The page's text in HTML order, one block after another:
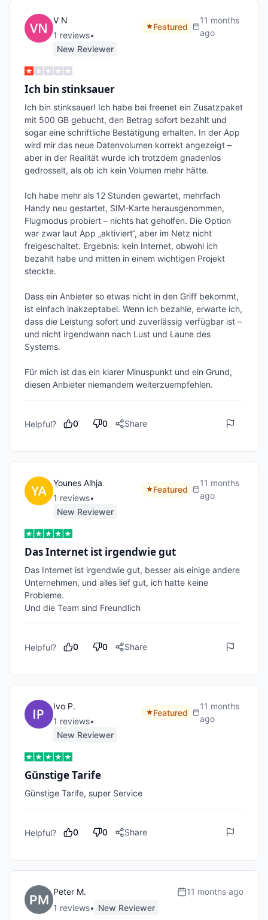
V N
1 reviews•
New Reviewer
Featured
11 months
ago
Ich bin stinksauer
Ich bin stinksauer! Ich habe bei freenet ein Zusatzpaket
mit 500 GB gebucht, den Betrag sofort bezahlt und
sogar eine schriftliche Bestätigung erhalten. In der App
wird mir das neue Datenvolumen korrekt angezeigt –
aber in der Realität wurde ich trotzdem gnadenlos
gedrosselt, als ob ich kein Volumen mehr hätte.
Ich habe mehr als 12 Stunden gewartet, mehrfach
Handy neu gestartet, SIM-Karte herausgenommen,
Flugmodus probiert – nichts hat geholfen. Die Option
war zwar laut App „aktiviert“, aber im Netz nicht
freigeschaltet. Ergebnis: kein Internet, obwohl ich
bezahlt habe und mitten in einem wichtigen Projekt
steckte.
Dass ein Anbieter so etwas nicht in den Griff bekommt,
ist einfach inakzeptabel. Wenn ich bezahle, erwarte ich,
dass die Leistung sofort und zuverlässig verfügbar ist –
und nicht irgendwann nach Lust und Laune des
Systems.
Für mich ist das ein klarer Minuspunkt und ein Grund,
Helpful? 0 0 Share
Younes Alhja
1 reviews•
New Reviewer
Featured
11 months
ago
Das Internet ist irgendwie gut
Das Internet ist irgendwie gut, besser als einige andere
Unternehmen, und alles lief gut, ich hatte keine
Probleme.
Und die Team sind Freundlich
Helpful? 0 0 Share
Ivo P.
1 reviews•
New Reviewer
Featured
11 months
ago
Günstige Tarife
Günstige Tarife, super Service
Helpful? 0 0 Share
Peter M.
1 reviews• New Reviewer
11 months ago